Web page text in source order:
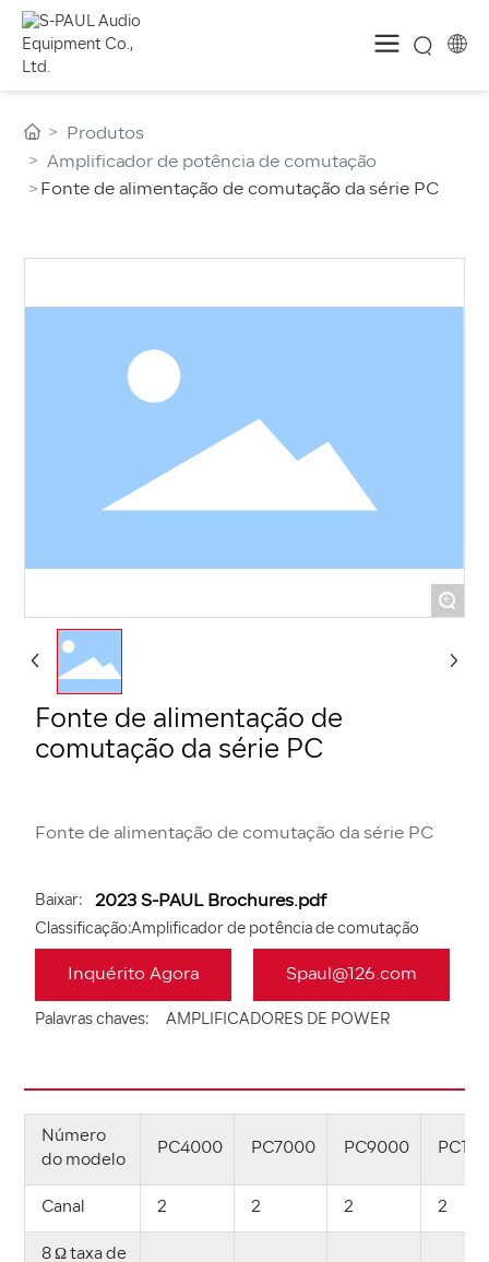
Produtos
Amplificador de potência de comutação
Fonte de alimentação de comutação da série PC
+
Fonte de alimentação de
comutação da série PC
Baixar: 2023 S-PAUL Brochures.pdf
Classificação:Amplificador de potência de comutação
Inquérito Agora Spaul@126.com
Palavras chaves: AMPLIFICADORES DE POWER
Número
do modelo
PC4000 PC7000 PC9000
Canal 2 2 2 2
8 Ω taxa de